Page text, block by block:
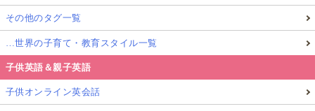
その他のタグ一覧
…世界の子育て・教育スタイル一覧
子供英語＆親子英語
子供オンライン英会話